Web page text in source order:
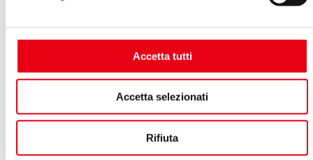
Accetta tutti
Accetta selezionati
Rifiuta
Settore Musica – Teatri di Tradizione -
Approvazione
64/19 26.04.2019
Lucca Classica Music Festival
Approvazione convenzione con
Associazione Musicale Lucchese e spesa
Opera La Parrucca di Mozart 30.04.2019 –
Approvazione accordi Teatro del
Porcari – Bilancio preventivo dello
spettacolo